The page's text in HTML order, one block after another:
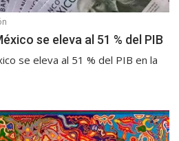
se eleva al 51 % del PIB
se eleva al 51 % del PIB en la